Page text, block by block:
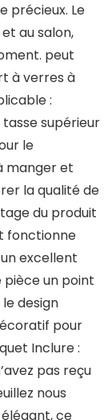
précieux. Le
au salon,
peut
à verres à
:
supérieur
le
manger et
la qualité de
du produit
fonctionne
excellent
un point
design
pour
Inclure :
pas reçu
nous
ce